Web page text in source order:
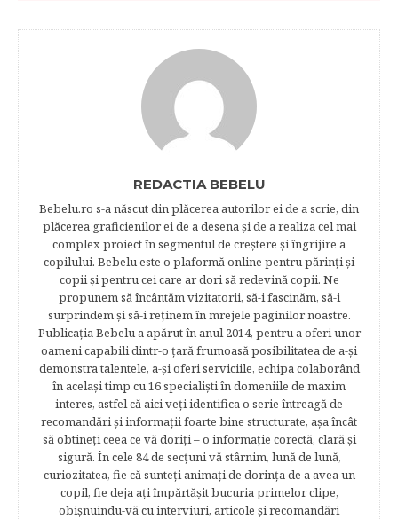
REDACTIA BEBELU
Bebelu.ro s-a născut din plăcerea autorilor ei de a scrie, din
plăcerea graficienilor ei de a desena şi de a realiza cel mai
complex proiect în segmentul de creştere şi îngrijire a
copilului. Bebelu este o plaformă online pentru părinţi şi
copii şi pentru cei care ar dori să redevină copii. Ne
propunem să încântăm vizitatorii, să-i fascinăm, să-i
surprindem şi să-i reţinem în mrejele paginilor noastre.​
Publicația Bebelu a apărut în anul 2014, pentru a oferi unor
oameni capabili dintr-o ţară frumoasă posibilitatea de a-şi
demonstra talentele, a-şi oferi serviciile, echipa colaborând
în acelaşi timp cu 16 specialişti în domeniile de maxim
interes, astfel că aici veţi identifica o serie întreagă de
recomandări şi informaţii foarte bine structurate, aşa încât
să obtineţi ceea ce vă doriţi – o informaţie corectă, clară şi
sigură. În cele 84 de secțuni vă stârnim, lună de lună,
curiozitatea, fie că sunteţi animaţi de dorinţa de a avea un
copil, fie deja aţi împărtăşit bucuria primelor clipe,
obişnuindu-vă cu interviuri, articole şi recomandări